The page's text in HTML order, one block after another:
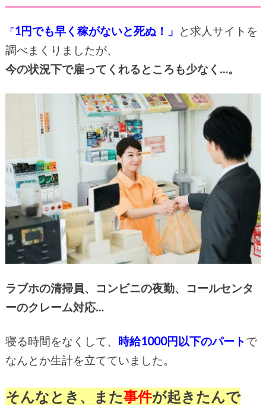
「1円でも早く稼がないと死ぬ！」 と求人サイトを
調べまくりましたが、
今の状況下で雇ってくれるところも少なく…。
ラブホの清掃員、コンビニの夜勤、コールセンタ
ーのクレーム対応…
寝る時間をなくして、 時給1000円以下のパートで
なんとか生計を立てていました。
そんなとき、また事件が起きたんで